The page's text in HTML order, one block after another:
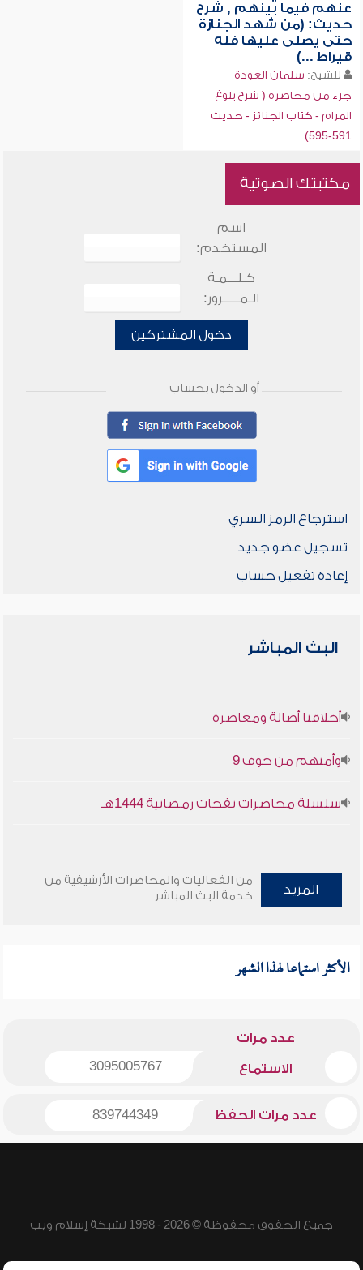
عنهم فيما بينهم , شرح
حديث: (من شهد الجنازة
حتى يصلى عليها فله
قيراط ...)
للشيخ: سلمان العودة
جزء من محاضرة ( شرح بلوغ
المرام - كتاب الجنائز - حديث
591-595)
مكتبتك الصوتية
اسم
المستخدم:
كـلـــمـة
الـمـــــرور:
دخول المشتركين
أو الدخول بحساب
استرجاع الرمز السري
تسجيل عضو جديد
إعادة تفعيل حساب
البث المباشر
أخلاقنا أصالة ومعاصرة
وأمنهم من خوف 9
سلسلة محاضرات نفحات رمضانية 1444هـ
المزيد
من الفعاليات والمحاضرات الأرشيفية من
خدمة البث المباشر
الأكثر استماعا لهذا الشهر
عدد مرات
الاستماع 3095005767
عدد مرات الحفظ 839744349
جميع الحقوق محفوظة © 2026 - 1998 لشبكة إسلام ويب